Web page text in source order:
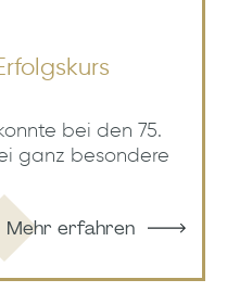
bei den 75.
ganz besondere
Mehr erfahren